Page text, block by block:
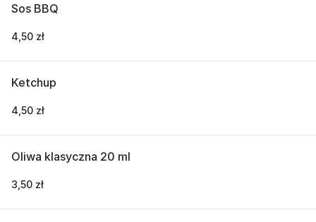
Sos BBQ
4,50 zł
Ketchup
4,50 zł
Oliwa klasyczna 20 ml
3,50 zł